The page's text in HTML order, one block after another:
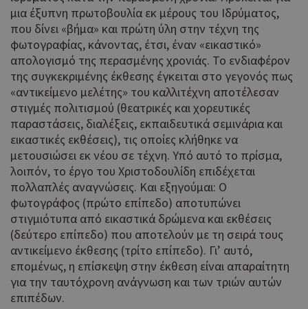
μια έξυπνη πρωτοβουλία εκ μέρους του Ιδρύματος,
που δίνει «βήμα» και πρώτη ύλη στην τέχνη της
φωτογραφίας, κάνοντας, έτσι, έναν «εικαστικό»
απολογισμό της περασμένης χρονιάς. Το ενδιαφέρον
της συγκεκριμένης έκθεσης έγκειται στο γεγονός πως
«αντικείμενο μελέτης» του καλλιτέχνη αποτέλεσαν
στιγμές πολιτισμού (θεατρικές και χορευτικές
παραστάσεις, διαλέξεις, εκπαιδευτικά σεμινάρια και
εικαστικές εκθέσεις), τις οποίες κλήθηκε να
μετουσιώσει εκ νέου σε τέχνη. Υπό αυτό το πρίσμα,
λοιπόν, το έργο του Χριστοδουλίδη επιδέχεται
πολλαπλές αναγνώσεις. Και εξηγούμαι: Ο
φωτογράφος (πρώτο επίπεδο) αποτυπώνει
στιγμιότυπα από εικαστικά δρώμενα και εκθέσεις
(δεύτερο επίπεδο) που αποτελούν με τη σειρά τους
αντικείμενο έκθεσης (τρίτο επίπεδο). Γι’ αυτό,
επομένως, η επίσκεψη στην έκθεση είναι απαραίτητη
για την ταυτόχρονη ανάγνωση και των τριών αυτών
επιπέδων.